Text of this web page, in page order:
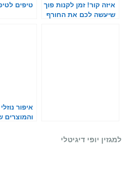
איזה קור! זמן לקנות פוך
שיעשה לכם את החורף
טיפים
איפור
והמוצרים
למגזין יופי דיגיטלי